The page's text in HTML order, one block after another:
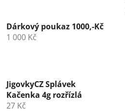
Dárkový poukaz 1000,-Kč
1 000 Kč
JigovkyCZ Splávek
Kačenka 4g rozřízlá
27 Kč